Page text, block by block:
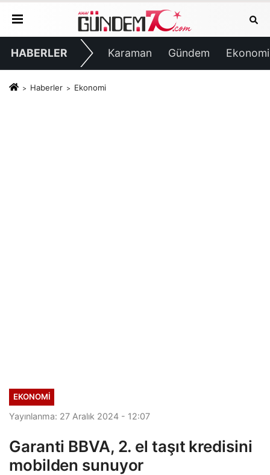
HABERLER Karaman Gündem Ekonomi
Haberler Ekonomi
EKONOMI
Yayınlanma: 27 Aralık 2024 - 12:07
Garanti BBVA, 2. el taşıt kredisini
mobilden sunuyor